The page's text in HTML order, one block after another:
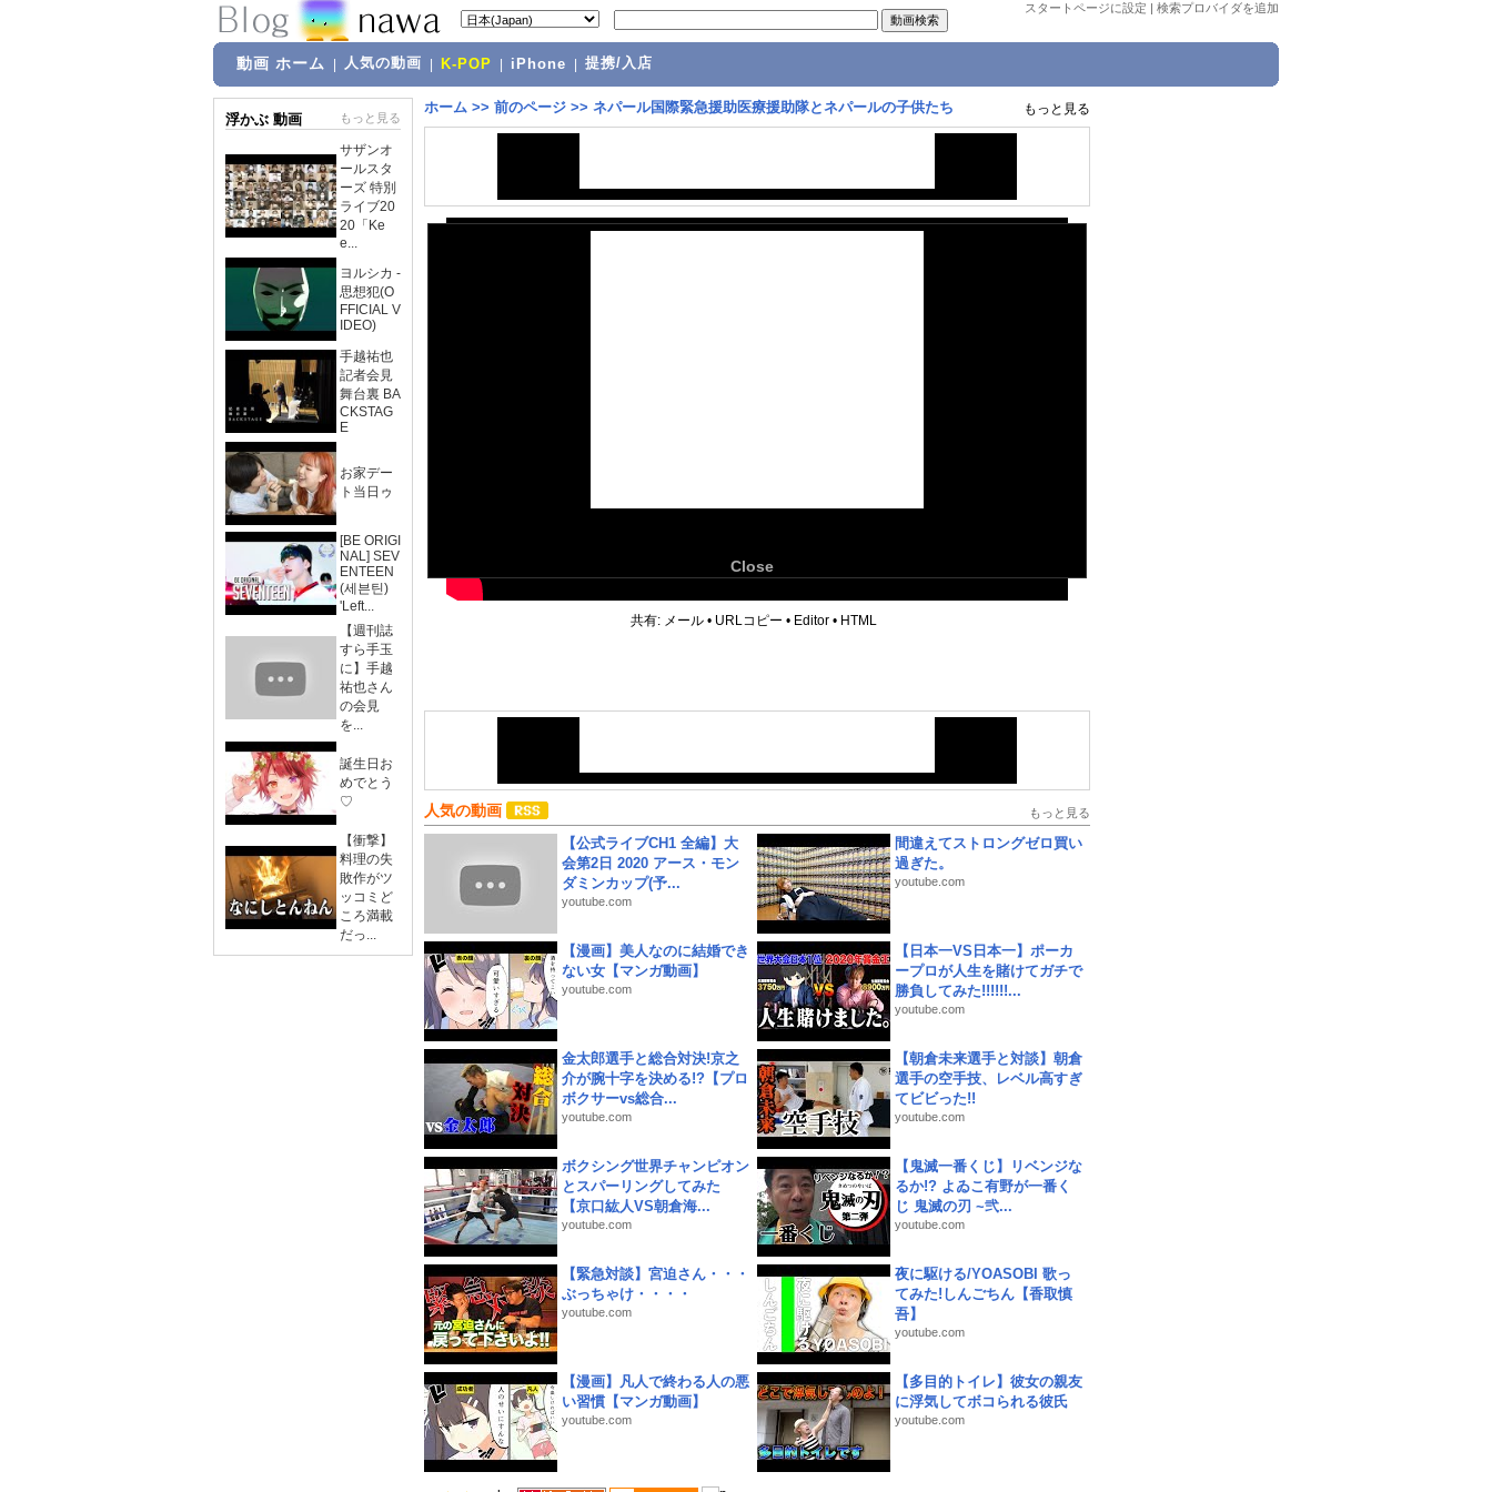
スタートページに設定 | 検索プロバイダを追加
動画 ホーム 人気の動画 K-POP iPhone 提携/入店
浮かぶ 動画 もっと見る
サザンオ
ールスタ
ーズ 特別
ライブ20
20「Ke
e...
ヨルシカ -
思想犯(O
FFICIAL V
IDEO)
手越祐也
記者会見
舞台裏 BA
CKSTAG
E
お家デー
ト当日ゥ
[BE ORIGI
NAL] SEV
ENTEEN
(세븐틴)
'Left...
【週刊誌
すら手玉
に】手越
祐也さん
の会見
を...
誕生日お
めでとう
♡
【衝撃】
料理の失
敗作がツ
ッコミど
ころ満載
だっ...
ホーム >> 前のページ >> ネパール国際緊急援助医療援助隊とネパールの子供たち もっと見る
Close
共有: メール • URLコピー • Editor • HTML
人気の動画 もっと見る
【公式ライブCH1 全編】大
会第2日 2020 アース・モン
ダミンカップ(予...
youtube.com
間違えてストロングゼロ買い
過ぎた。
youtube.com
【漫画】美人なのに結婚でき
ない女【マンガ動画】
youtube.com
【日本一VS日本一】ポーカ
ープロが人生を賭けてガチで
勝負してみた!!!!!!...
youtube.com
金太郎選手と総合対決!京之
介が腕十字を決める!?【プロ
ボクサーvs総合...
youtube.com
【朝倉未来選手と対談】朝倉
選手の空手技、レベル高すぎ
てビビった!!
youtube.com
ボクシング世界チャンピオン
とスパーリングしてみた
【京口紘人VS朝倉海...
youtube.com
【鬼滅一番くじ】リベンジな
るか!? よゐこ有野が一番く
じ 鬼滅の刃 ~弐...
youtube.com
【緊急対談】宮迫さん・・・
ぶっちゃけ・・・・
youtube.com
夜に駆ける/YOASOBI 歌っ
てみた!しんごちん【香取慎
吾】
youtube.com
【漫画】凡人で終わる人の悪
い習慣【マンガ動画】
youtube.com
【多目的トイレ】彼女の親友
に浮気してボコられる彼氏
youtube.com